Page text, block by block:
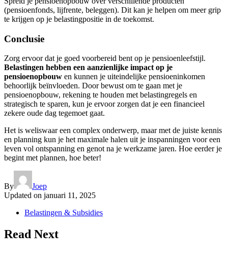
(pensioenfonds, lijfrente, beleggen). Dit kan je helpen om meer grip
te krijgen op je belastingpositie in de toekomst.
Conclusie
Zorg ervoor dat je goed voorbereid bent op je pensioenleefstijl.
Belastingen hebben een aanzienlijke impact op je
pensioenopbouw en kunnen je uiteindelijke pensioeninkomen
behoorlijk beïnvloeden. Door bewust om te gaan met je
pensioenopbouw, rekening te houden met belastingregels en
strategisch te sparen, kun je ervoor zorgen dat je een financieel
zekere oude dag tegemoet gaat.
Het is weliswaar een complex onderwerp, maar met de juiste kennis
en planning kun je het maximale halen uit je inspanningen voor een
leven vol ontspanning en genot na je werkzame jaren. Hoe eerder je
begint met plannen, hoe beter!
By
Joep
Updated on januari 11, 2025
Belastingen & Subsidies
Read Next